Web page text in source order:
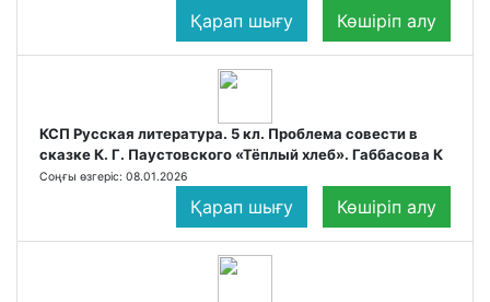
Қарап шығу Көшіріп алу
КСП Русская литература. 5 кл. Проблема совести в
сказке К. Г. Паустовского «Тёплый хлеб». Габбасова К
Соңғы өзгеріс: 08.01.2026
Қарап шығу Көшіріп алу